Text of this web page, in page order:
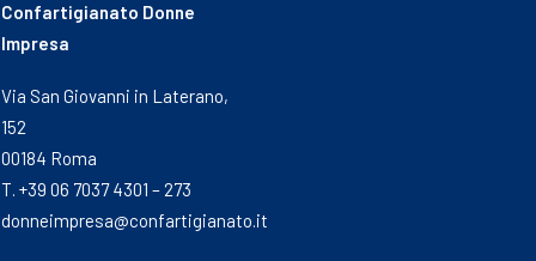
Confartigianato Donne
Impresa
Via San Giovanni in Laterano,
152
00184 Roma
T. +39 06 7037 4301 – 273
donneimpresa@confartigianato.it